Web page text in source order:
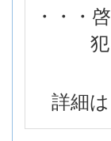
・・・
詳細